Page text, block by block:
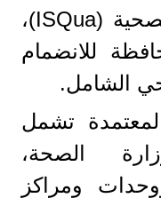
الدولية لجودة الرعاية الصحية (ISQua)،
للانضمام
الشامل.
تشمل
الصحة،
ومراكز